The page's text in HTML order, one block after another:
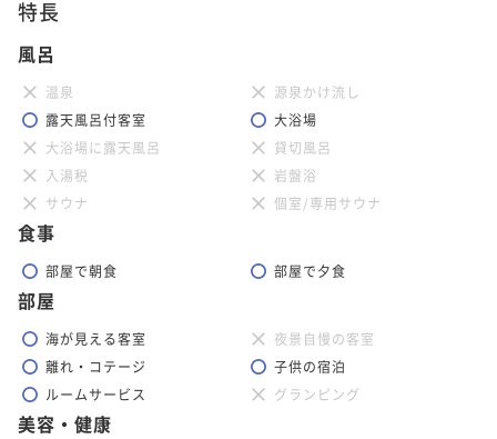
ハワイのハレクラニでも地元の人々に愛される伝統レストラ
ハワイで長く愛されてきた伝説のレストラン「ハウス ウィズ
アウト ア キー」。ここ沖縄でも、ハワイと同じホスピタリテ
ィをご提供いたします。
海風を感じる心地よいテラス席もご用意し、心躍るライブが
個室
営業時間
ご朝食 7:00‒11:30 (最終入店 11:00)
ランチ 12:00-14:30 (ラストオーダー 14:00)
ディナー 17:00-22:00 (ラストオーダー 21:30)
※ご朝食付きのお客様については、14:00までランチアラカ
ルトに振替が可能です。
特長
風呂
温泉
源泉かけ流し
露天風呂付客室
大浴場
大浴場に露天風呂
貸切風呂
入湯税
岩盤浴
サウナ
個室/専用サウナ
食事
部屋で朝食 部屋で夕食
部屋
海が見える客室
夜景自慢の客室
離れ・コテージ
子供の宿泊
ルームサービス
グランピング
美容・健康